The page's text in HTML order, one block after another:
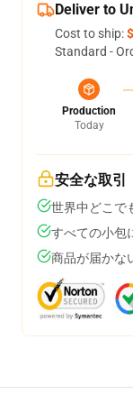
Deliver to
Cost to ship:
Standard -
Production
Today
安全な取引
世界中どこで
すべての小包
商品が届かな